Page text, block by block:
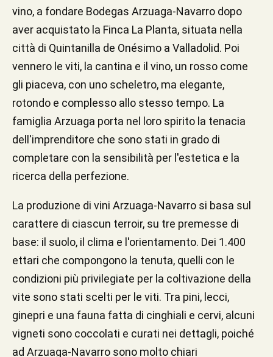
vino, a fondare Bodegas Arzuaga-Navarro dopo
aver acquistato la Finca La Planta, situata nella
città di Quintanilla de Onésimo a Valladolid. Poi
vennero le viti, la cantina e il vino, un rosso come
gli piaceva, con uno scheletro, ma elegante,
rotondo e complesso allo stesso tempo. La
famiglia Arzuaga porta nel loro spirito la tenacia
dell'imprenditore che sono stati in grado di
completare con la sensibilità per l'estetica e la
ricerca della perfezione.
La produzione di vini Arzuaga-Navarro si basa sul
carattere di ciascun terroir, su tre premesse di
base: il suolo, il clima e l'orientamento. Dei 1.400
ettari che compongono la tenuta, quelli con le
condizioni più privilegiate per la coltivazione della
vite sono stati scelti per le viti. Tra pini, lecci,
ginepri e una fauna fatta di cinghiali e cervi, alcuni
vigneti sono coccolati e curati nei dettagli, poiché
ad Arzuaga-Navarro sono molto chiari